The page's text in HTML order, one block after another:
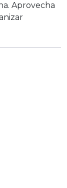
Aprovecha